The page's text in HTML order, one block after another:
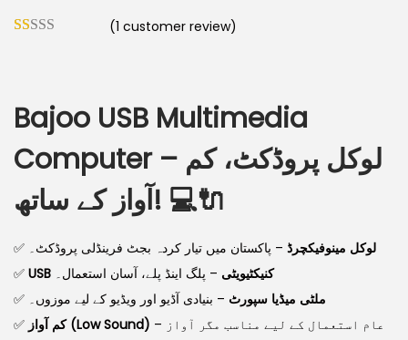
(1 customer review)
Bajoo USB Multimedia
Computer – لوکل پروڈکٹ، کم
آواز کے ساتھ! 💻🔌
✅ لوکل مینوفیکچرڈ – پاکستان میں تیار کردہ بجٹ فرینڈلی پروڈکٹ۔
✅
USB کنیکٹیویٹی – پلگ اینڈ پلے، آسان استعمال۔
✅
ملٹی میڈیا سپورٹ – بنیادی آڈیو اور ویڈیو کے لیے موزوں۔
✅
کم آواز (Low Sound) – عام استعمال کے لیے مناسب مگر آواز